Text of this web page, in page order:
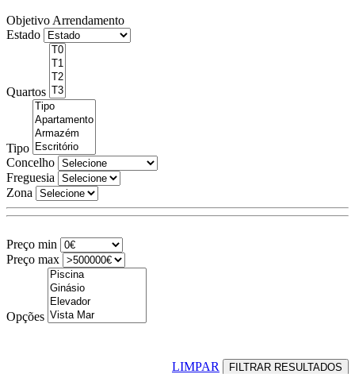
Objetivo Arrendamento
Estado
Quartos
Tipo
Concelho
Freguesia
Zona
Preço min
Preço max
Opções
LIMPAR